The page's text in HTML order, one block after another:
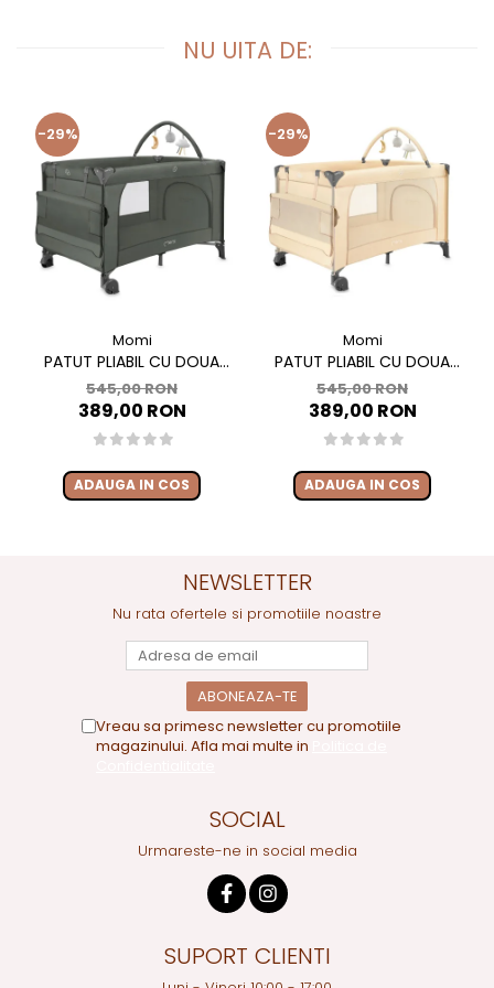
NU UITA DE:
-29%
Momi
PATUT PLIABIL CU DOUA
NIVELE SI MASUTA DE
INFASAT, 60X120 CM, MOMI,
BELOVE PLUS - GREEN
545,00 RON
389,00 RON
ADAUGA IN COS
-29%
Momi
PATUT PLIABIL CU DOUA
NIVELE SI MASUTA DE
INFASAT, 60X120 CM, MOMI,
BELOVE PLUS -BEIGE
545,00 RON
389,00 RON
ADAUGA IN COS
NEWSLETTER
Nu rata ofertele si promotiile noastre
Vreau sa primesc newsletter cu promotiile
magazinului. Afla mai multe in
SOCIAL
Urmareste-ne in social media
SUPORT CLIENTI